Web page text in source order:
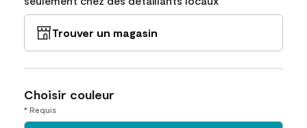
Trouver un magasin
Choisir couleur
* Requis